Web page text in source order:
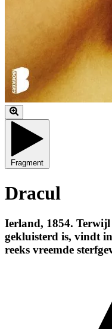
Fragment
Dracul
Ierland, 1854.
gekluisterd is, vindt
reeks vreemde